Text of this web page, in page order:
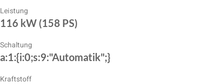
Leistung
116 kW (158 PS)
Schaltung
a:1:{i:0;s:9:"Automatik";}
Kraftstoff